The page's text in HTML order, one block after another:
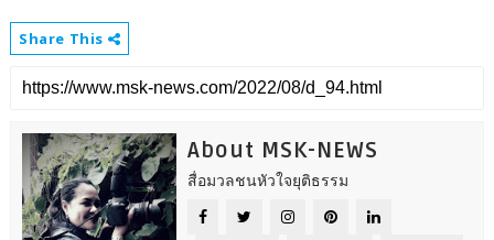
Share This
About MSK-NEWS
สื่อมวลชนหัวใจยุติธรรม